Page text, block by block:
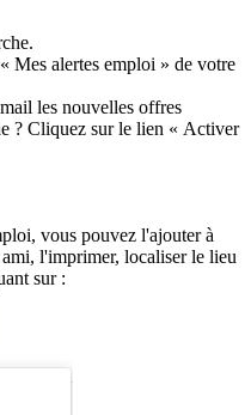
Mes alertes emploi » de votre
les nouvelles offres
? Cliquez sur le lien « Activer
vous pouvez l'ajouter à
l'imprimer, localiser le lieu
sur :